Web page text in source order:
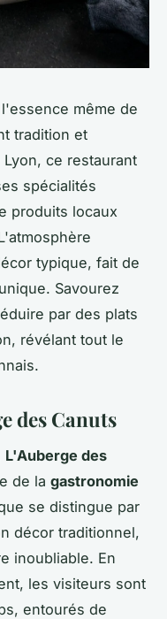
même de
tradition et
ce restaurant
spécialités
produits locaux
typique, fait de
Savourez
par des plats
révélant tout le
des Canuts
L'Auberge des
de la gastronomie
se distingue par
décor traditionnel,
inoubliable. En
les visiteurs sont
entourés de